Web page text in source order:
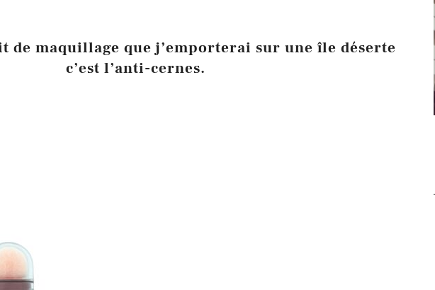
de maquillage que j’emporterai sur une île déserte
c’est l’anti-cernes.